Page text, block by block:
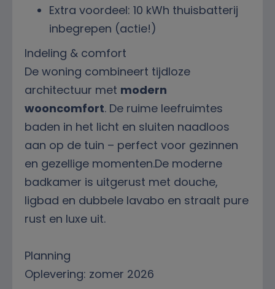
Extra voordeel: 10 kWh thuisbatterij
inbegrepen (actie!)
Indeling & comfort
De woning combineert tijdloze
architectuur met modern
wooncomfort. De ruime leefruimtes
baden in het licht en sluiten naadloos
aan op de tuin – perfect voor gezinnen
en gezellige momenten.De moderne
badkamer is uitgerust met douche,
ligbad en dubbele lavabo en straalt pure
rust en luxe uit.
Planning
Oplevering: zomer 2026